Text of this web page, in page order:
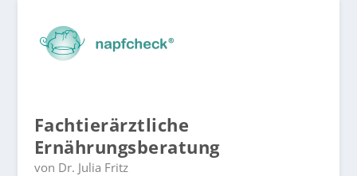
Fachtierärztliche
Ernährungsberatung
von Dr. Julia Fritz